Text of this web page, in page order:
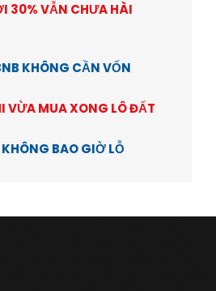
30% VẪN CHƯA HÀI
KHÔNG CẦN VỐN
VỪA MUA XONG LÔ ĐẤT
BAO GIỜ LỖ